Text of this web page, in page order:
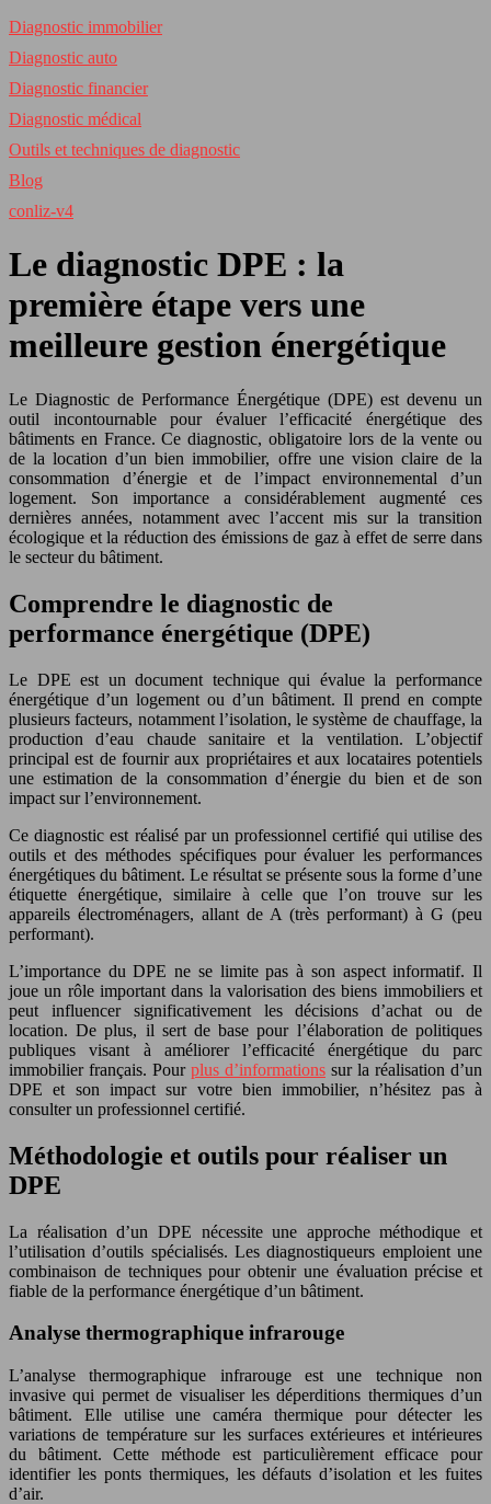
Diagnostic immobilier
Diagnostic auto
Diagnostic financier
Diagnostic médical
Outils et techniques de diagnostic
Blog
conliz-v4
Le diagnostic DPE : la
première étape vers une
meilleure gestion énergétique
Le Diagnostic de Performance Énergétique (DPE) est devenu un
outil incontournable pour évaluer l’efficacité énergétique des
bâtiments en France. Ce diagnostic, obligatoire lors de la vente ou
de la location d’un bien immobilier, offre une vision claire de la
consommation d’énergie et de l’impact environnemental d’un
logement. Son importance a considérablement augmenté ces
dernières années, notamment avec l’accent mis sur la transition
écologique et la réduction des émissions de gaz à effet de serre dans
le secteur du bâtiment.
Comprendre le diagnostic de
performance énergétique (DPE)
Le DPE est un document technique qui évalue la performance
énergétique d’un logement ou d’un bâtiment. Il prend en compte
plusieurs facteurs, notamment l’isolation, le système de chauffage, la
production d’eau chaude sanitaire et la ventilation. L’objectif
principal est de fournir aux propriétaires et aux locataires potentiels
une estimation de la consommation d’énergie du bien et de son
impact sur l’environnement.
Ce diagnostic est réalisé par un professionnel certifié qui utilise des
outils et des méthodes spécifiques pour évaluer les performances
énergétiques du bâtiment. Le résultat se présente sous la forme d’une
étiquette énergétique, similaire à celle que l’on trouve sur les
appareils électroménagers, allant de A (très performant) à G (peu
performant).
L’importance du DPE ne se limite pas à son aspect informatif. Il
joue un rôle important dans la valorisation des biens immobiliers et
peut influencer significativement les décisions d’achat ou de
location. De plus, il sert de base pour l’élaboration de politiques
publiques visant à améliorer l’efficacité énergétique du parc
immobilier français. Pour plus d’informations sur la réalisation d’un
DPE et son impact sur votre bien immobilier, n’hésitez pas à
consulter un professionnel certifié.
Méthodologie et outils pour réaliser un
DPE
La réalisation d’un DPE nécessite une approche méthodique et
l’utilisation d’outils spécialisés. Les diagnostiqueurs emploient une
combinaison de techniques pour obtenir une évaluation précise et
fiable de la performance énergétique d’un bâtiment.
Analyse thermographique infrarouge
L’analyse thermographique infrarouge est une technique non
invasive qui permet de visualiser les déperditions thermiques d’un
bâtiment. Elle utilise une caméra thermique pour détecter les
variations de température sur les surfaces extérieures et intérieures
du bâtiment. Cette méthode est particulièrement efficace pour
identifier les ponts thermiques, les défauts d’isolation et les fuites
d’air.